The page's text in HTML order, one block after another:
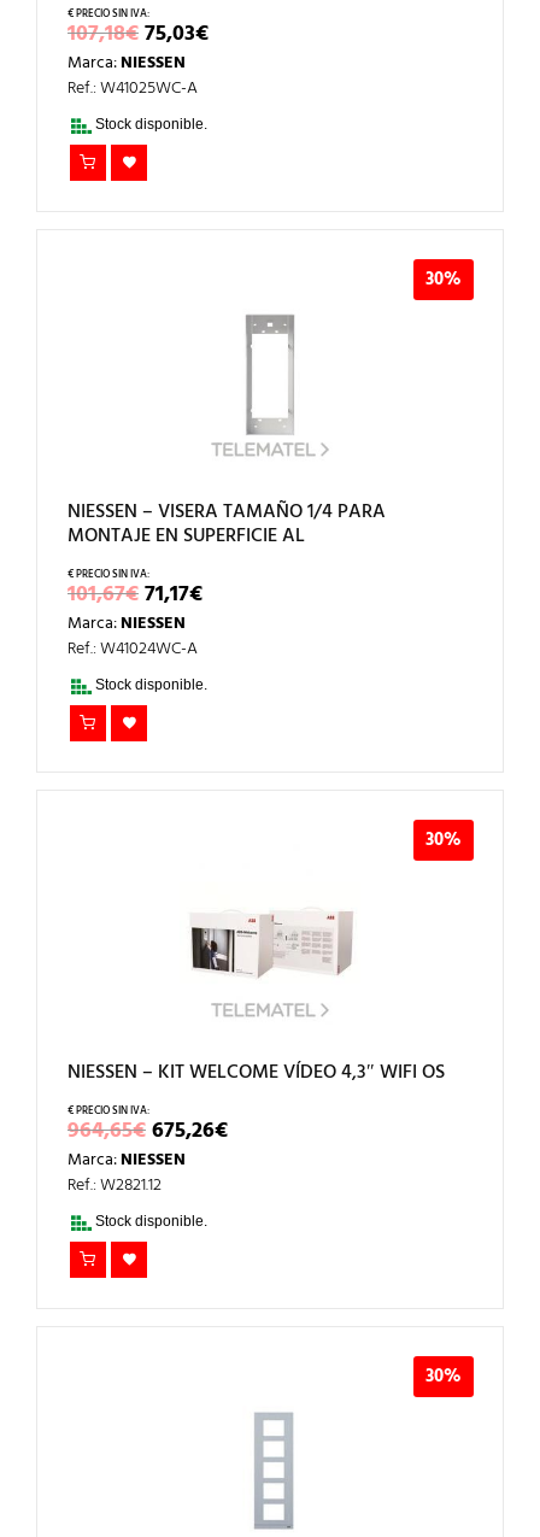
107,18€EL
PRECIO
ORIGINAL
ERA:
107,18€.
75,03€EL
PRECIO
Marca:NIESSEN
Ref.: W41025WC-A
Stock disponible.
30%
NIESSEN – VISERA TAMAÑO 1/4 PARA
MONTAJE EN SUPERFICIE AL
101,67€EL
PRECIO
ORIGINAL
ERA:
101,67€.
71,17€EL
PRECIO
Marca:NIESSEN
Ref.: W41024WC-A
Stock disponible.
30%
NIESSEN – KIT WELCOME VÍDEO 4,3″ WIFI OS
964,65€EL
PRECIO
ORIGINAL
ERA:964,65€.
675,26€EL
PRECIO
Marca:NIESSEN
Ref.: W2821.12
Stock disponible.
30%